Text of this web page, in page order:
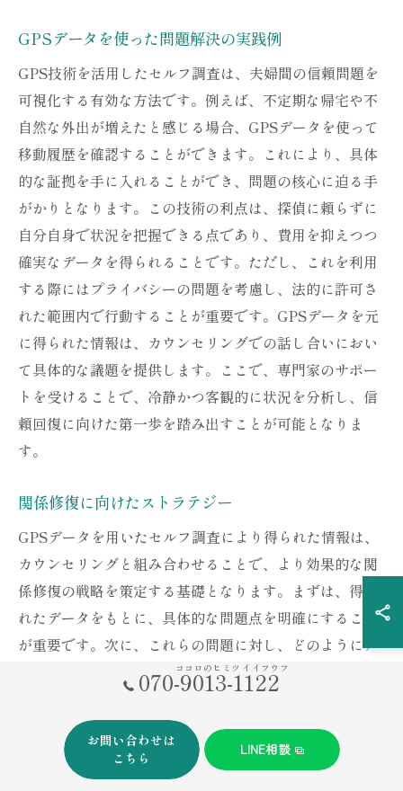
GPSデータを使った問題解決の実践例
GPS技術を活用したセルフ調査は、夫婦間の信頼問題を
可視化する有効な方法です。例えば、不定期な帰宅や不
自然な外出が増えたと感じる場合、GPSデータを使って
移動履歴を確認することができます。これにより、具体
的な証拠を手に入れることができ、問題の核心に迫る手
がかりとなります。この技術の利点は、探偵に頼らずに
自分自身で状況を把握できる点であり、費用を抑えつつ
確実なデータを得られることです。ただし、これを利用
する際にはプライバシーの問題を考慮し、法的に許可さ
れた範囲内で行動することが重要です。GPSデータを元
に得られた情報は、カウンセリングでの話し合いにおい
て具体的な議題を提供します。ここで、専門家のサポー
トを受けることで、冷静かつ客観的に状況を分析し、信
頼回復に向けた第一歩を踏み出すことが可能となりま
す。
関係修復に向けたストラテジー
GPSデータを用いたセルフ調査により得られた情報は、
カウンセリングと組み合わせることで、より効果的な関
係修復の戦略を策定する基礎となります。まずは、得ら
れたデータをもとに、具体的な問題点を明確にすること
が重要です。次に、これらの問題に対し、どのようにア
プローチすべきかを専門家と共に考察します。例えば、
コミュニケーションの改善や、新たなルールの設定など
が考えられます。カウンセリングにおいては、お互いの
気持ちや思いを共有し、共通の目標を設定することが、
信頼を再構築するためのカギとなります。これらのプロ
070-9013-1122
ココロのヒミツ イイフウフ
お問い合わせは
こちら
LINE相談